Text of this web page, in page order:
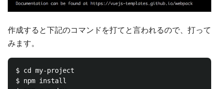
作成すると下記のコマンドを打てと言われるので、打って
みます。
$ cd my-project
$ npm install